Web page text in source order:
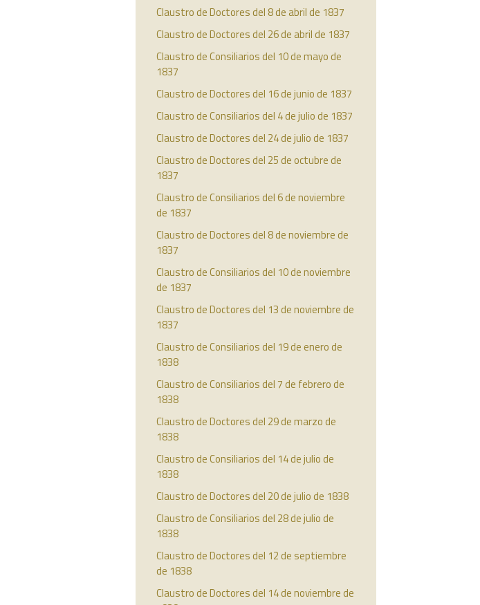
Claustro de Doctores del 8 de abril de 1837
Claustro de Doctores del 26 de abril de 1837
Claustro de Consiliarios del 10 de mayo de
1837
Claustro de Doctores del 16 de junio de 1837
Claustro de Consiliarios del 4 de julio de 1837
Claustro de Doctores del 24 de julio de 1837
Claustro de Doctores del 25 de octubre de
1837
Claustro de Consiliarios del 6 de noviembre
de 1837
Claustro de Doctores del 8 de noviembre de
1837
Claustro de Consiliarios del 10 de noviembre
de 1837
Claustro de Doctores del 13 de noviembre de
1837
Claustro de Consiliarios del 19 de enero de
1838
Claustro de Consiliarios del 7 de febrero de
1838
Claustro de Doctores del 29 de marzo de
1838
Claustro de Consiliarios del 14 de julio de
1838
Claustro de Doctores del 20 de julio de 1838
Claustro de Consiliarios del 28 de julio de
1838
Claustro de Doctores del 12 de septiembre
de 1838
Claustro de Doctores del 14 de noviembre de